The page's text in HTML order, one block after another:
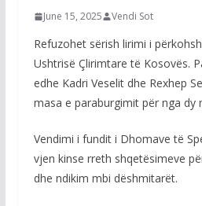
June 15, 2025 Vendi Sot
Refuzohet sërish lirimi i
Ushtrisë Çlirimtare të Kosovës.
edhe Kadri Veselit dhe Rexhep
masa e paraburgimit për nga dy
Vendimi i fundit i Dhomave të
vjen kinse rreth shqetësimeve
dhe ndikim mbi dëshmitarët.